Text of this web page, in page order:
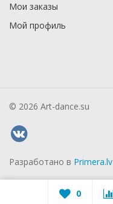
Мои заказы
Мой профиль
© 2026 Art-dance.su
Разработано в Primera.lv
0